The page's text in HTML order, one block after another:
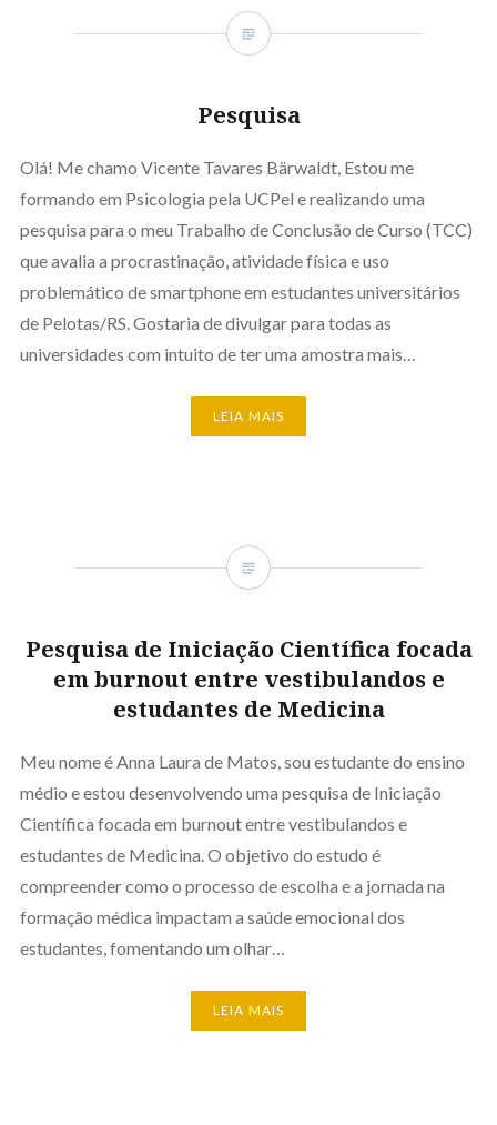
Pesquisa
Olá! Me chamo Vicente Tavares Bärwaldt, Estou me
formando em Psicologia pela UCPel e realizando uma
pesquisa para o meu Trabalho de Conclusão de Curso (TCC)
que avalia a procrastinação, atividade física e uso
problemático de smartphone em estudantes universitários
de Pelotas/RS. Gostaria de divulgar para todas as
universidades com intuito de ter uma amostra mais…
LEIA MAIS
Pesquisa de Iniciação Científica focada
em burnout entre vestibulandos e
estudantes de Medicina
Meu nome é Anna Laura de Matos, sou estudante do ensino
médio e estou desenvolvendo uma pesquisa de Iniciação
Científica focada em burnout entre vestibulandos e
estudantes de Medicina. O objetivo do estudo é
compreender como o processo de escolha e a jornada na
formação médica impactam a saúde emocional dos
estudantes, fomentando um olhar…
LEIA MAIS